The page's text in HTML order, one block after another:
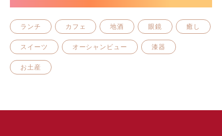
ランチ カフェ 地酒 眼鏡 癒し
スイーツ オーシャンビュー 漆器
お土産